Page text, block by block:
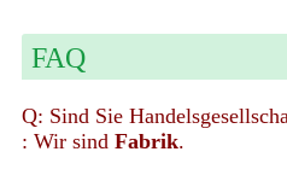
FAQ
Q: Sind Sie
: Wir sind Fabrik.